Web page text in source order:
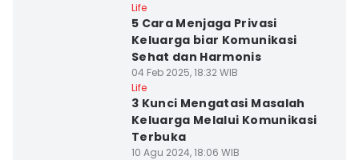
Life
5 Cara Menjaga Privasi
Keluarga biar Komunikasi
Sehat dan Harmonis
04 Feb 2025, 18:32 WIB
Life
3 Kunci Mengatasi Masalah
Keluarga Melalui Komunikasi
Terbuka
10 Agu 2024, 18:06 WIB